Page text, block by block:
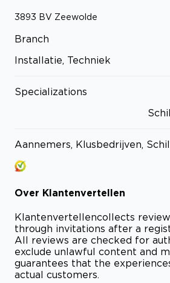
3893 BV Zeewolde
Branch
Installatie, Techniek
Specializations
Aannemers, Klusbedrijven,
Over Klantenvertellen
Klantenvertellencollects
through invitations after a
All reviews are checked for
exclude unlawful content and
guarantees that the
actual customers.